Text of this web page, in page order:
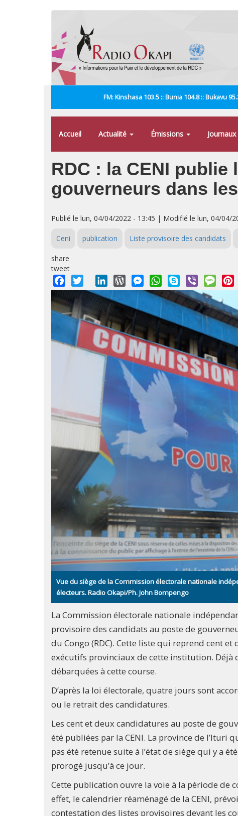
FM: Kinshasa 103.5 :: Bunia 104.8 :: Bukavu
Accueil Actualité Émissions Journaux
RDC : la CENI
gouverneurs dans
Publié le lun, 04/04/2022 - 13:45 | Modifié le lun, 04/04/
Ceni publication Liste provisoire des candidats
share
tweet
Facebook
Twitter LinkedInWordPressMessengerWhatsApp
Skype Viber
Vue du siège de la Commission électorale nationale
électeurs. Radio Okapi/Ph. John Bompengo
La Commission électorale nationale
provisoire des candidats au poste de
du Congo (RDC). Cette liste qui reprend cent
exécutifs provinciaux de cette institution. Déjà
débarquées à cette course.
D’après la loi électorale, quatre jours sont
ou le retrait des candidatures.
Les cent et deux candidatures au poste de
été publiées par la CENI. La province de l’Ituri
pas été retenue suite à l’état de siège qui y a
prorogé jusqu’à ce jour.
Cette publication ouvre la voie à la période de
effet, le calendrier réaménagé de la CENI,
contestation des listes provisoires devant les